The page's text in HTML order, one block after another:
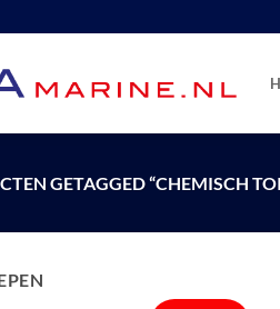
GETAGGED “CHEMISCH